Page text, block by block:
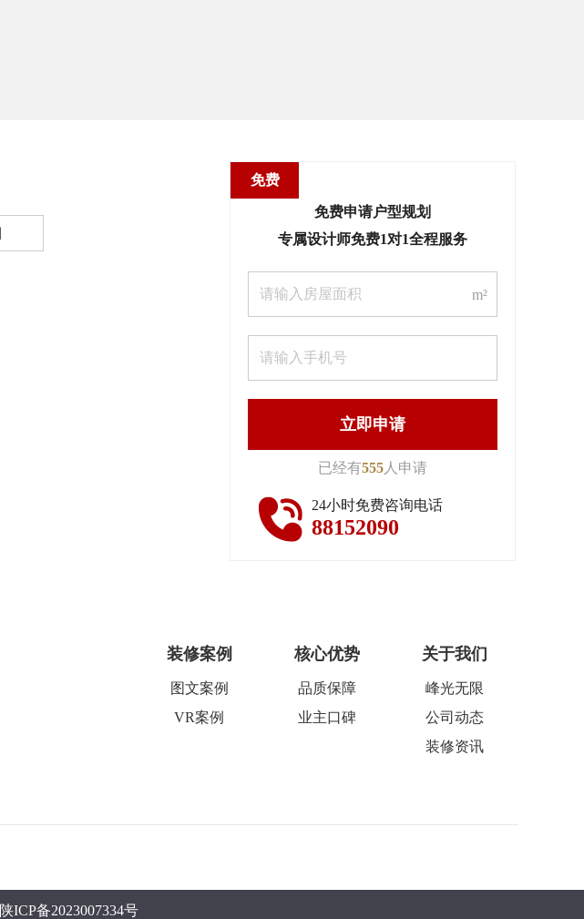
免费
免费申请户型规划
专属设计师免费1对1全程服务
m²
立即申请
已经有555 人申请
24小时免费咨询电话
88152090
装修案例
图文案例
VR案例
核心优势
品质保障
业主口碑
关于我们
峰光无限
公司动态
装修资讯
陕ICP备2023007334号